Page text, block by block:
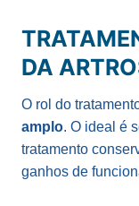
DA
O rol do
amplo. O ideal é
tratamento
ganhos de